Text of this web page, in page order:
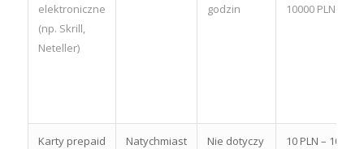
elektroniczne
(np. Skrill,
Neteller)
godzin
10000 PLN
Karty prepaid
Natychmiast Nie dotyczy
10 PLN – 1000